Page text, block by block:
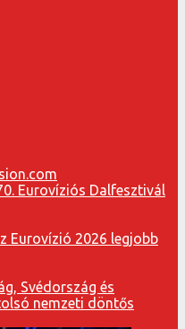
Eurovíziós Dalfesztivál
Eurovízió 2026 legjobb
Svédország és
nemzeti döntős